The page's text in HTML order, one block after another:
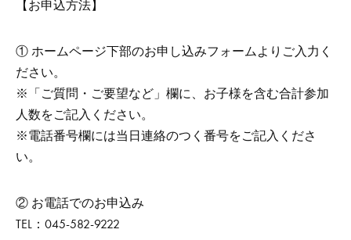
【お申込方法】
① ホームページ下部のお申し込みフォームよりご入力く
ださい。
※「ご質問・ご要望など」欄に、お子様を含む合計参加
人数をご記入ください。
※電話番号欄には当日連絡のつく番号をご記入くださ
い。
② お電話でのお申込み
TEL：045-582-9222